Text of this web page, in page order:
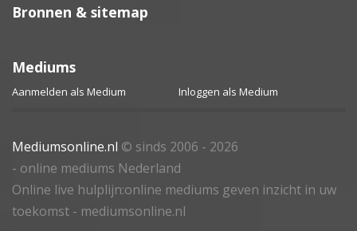
Bronnen & sitemap
Mediums
Aanmelden als Medium Inloggen als Medium
Mediumsonline.nl © sinds 2006 - 2026
- online mediums Nederland
Online live hulplijn:online mediums geven inzicht in uw
toekomst - mediumsonline.nl